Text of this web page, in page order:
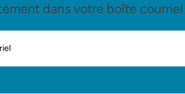
dans votre boîte